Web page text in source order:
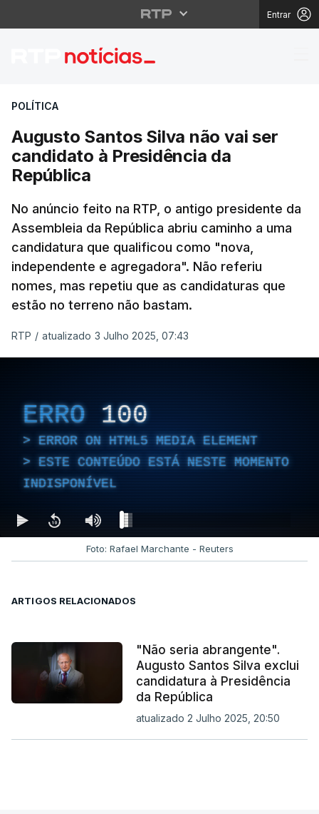
Entrar
Augusto Santos Silva
POLÍTICA
Augusto Santos Silva não vai ser
candidato à Presidência da
República
No anúncio feito na RTP, o antigo presidente da
Assembleia da República abriu caminho a uma
candidatura que qualificou como "nova,
independente e agregadora". Não referiu
nomes, mas repetiu que as candidaturas que
estão no terreno não bastam.
RTP / atualizado 3 Julho 2025, 07:43
ERRO 100
ERROR ON HTML5 MEDIA ELEMENT
ESTE CONTEÚDO ESTÁ NESTE MOMENTO
INDISPONÍVEL
Foto: Rafael Marchante - Reuters
ARTIGOS RELACIONADOS
"Não seria abrangente".
Augusto Santos Silva exclui
candidatura à Presidência
da República
atualizado 2 Julho 2025, 20:50